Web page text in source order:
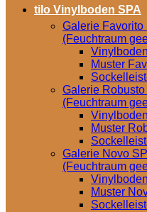
tilo Vinylboden SPA
Galerie Favorito
(Feuchtraum
Muster
Galerie Robusto
(Feuchtraum
Muster
Galerie Novo
(Feuchtraum
Muster